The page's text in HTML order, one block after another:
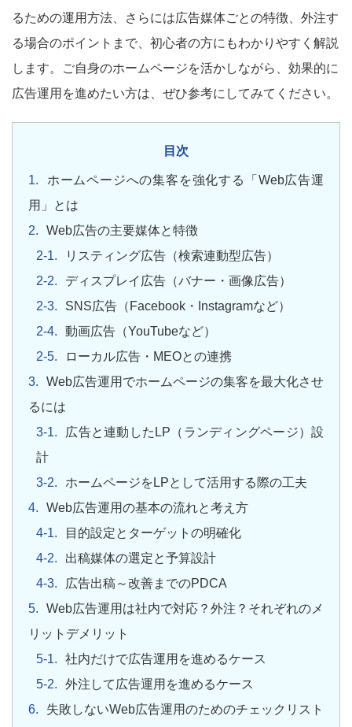
るための運用方法、さらには広告媒体ごとの特徴、外注す
る場合のポイントまで、初心者の方にもわかりやすく解説
します。ご自身のホームページを活かしながら、効果的に
広告運用を進めたい方は、ぜひ参考にしてみてください。
目次
ホームページへの集客を強化する「Web広告運
用」とは
Web広告の主要媒体と特徴
リスティング広告（検索連動型広告）
ディスプレイ広告（バナー・画像広告）
SNS広告（Facebook・Instagramなど）
動画広告（YouTubeなど）
ローカル広告・MEOとの連携
Web広告運用でホームページの集客を最大化させ
るには
広告と連動したLP（ランディングページ）設
計
ホームページをLPとして活用する際の工夫
Web広告運用の基本の流れと考え方
目的設定とターゲットの明確化
出稿媒体の選定と予算設計
広告出稿～改善までのPDCA
Web広告運用は社内で対応？外注？それぞれのメ
リットデメリット
社内だけで広告運用を進めるケース
外注して広告運用を進めるケース
失敗しないWeb広告運用のためのチェックリスト